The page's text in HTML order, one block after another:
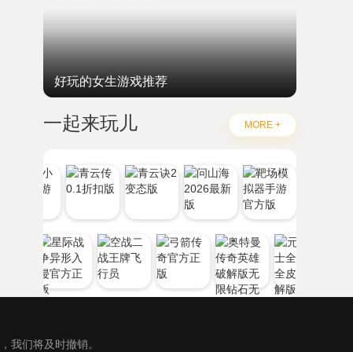
好玩的女生游戏推荐
一起来玩儿 MORE +
我们将及时撤销。